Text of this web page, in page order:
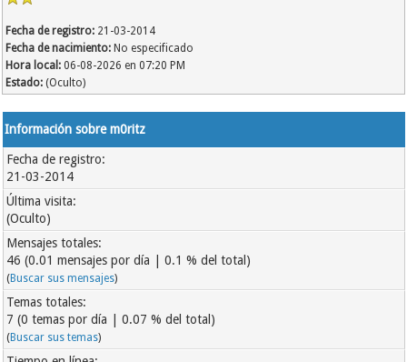
Fecha de registro: 21-03-2014
Fecha de nacimiento: No especificado
Hora local: 06-08-2026 en 07:20 PM
Estado: (Oculto)
Información sobre m0ritz
Fecha de registro:
21-03-2014
Última visita:
(Oculto)
Mensajes totales:
46 (0.01 mensajes por día | 0.1 % del total)
(Buscar sus mensajes)
Temas totales:
7 (0 temas por día | 0.07 % del total)
(Buscar sus temas)